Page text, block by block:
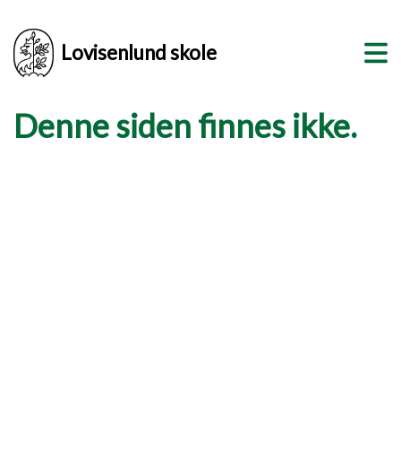
Lovisenlund skole
Denne siden finnes ikke.